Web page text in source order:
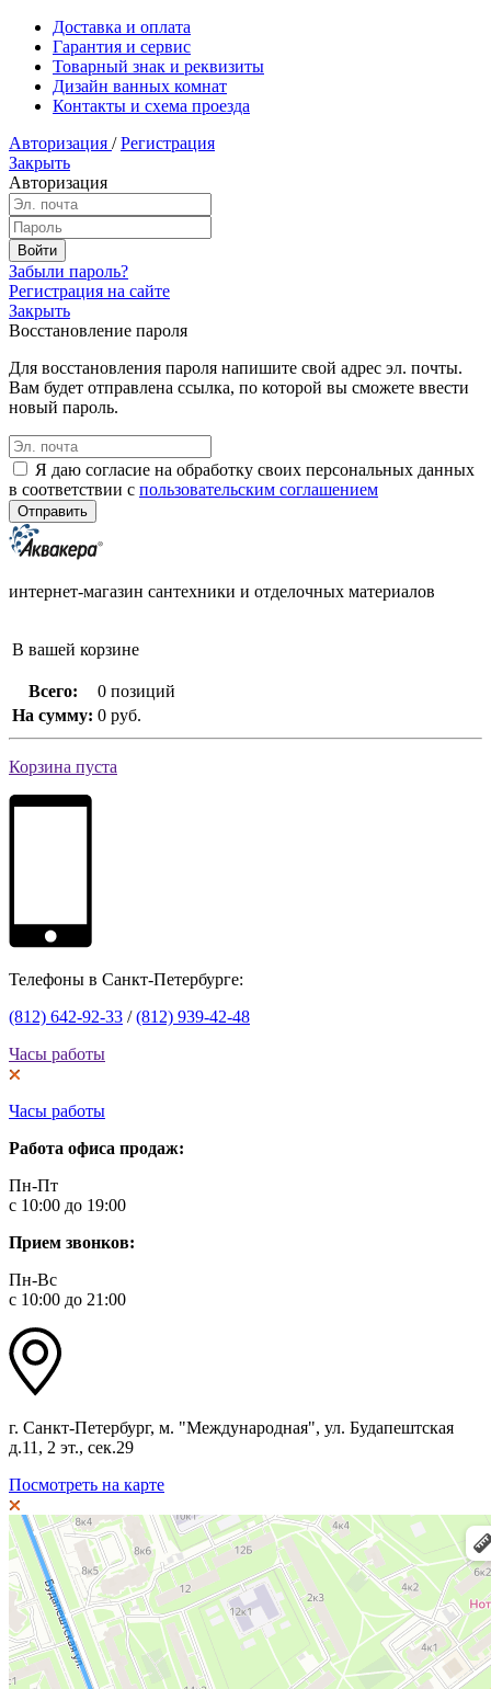
Доставка и оплата
Гарантия и сервис
Товарный знак и реквизиты
Дизайн ванных комнат
Контакты и схема проезда
Авторизация / Регистрация
Закрыть
Авторизация
Забыли пароль?
Регистрация на сайте
Закрыть
Восстановление пароля
Для восстановления пароля напишите свой адрес эл. почты.
Вам будет отправлена ссылка, по которой вы сможете ввести
новый пароль.
Я даю согласие на обработку своих персональных данных
в соответствии с пользовательским соглашением
интернет-магазин сантехники и отделочных материалов
В вашей корзине
Всего:
0 позиций
На сумму: 0 руб.
Корзина пуста
Телефоны в Санкт-Петербурге:
(812) 642-92-33 /(812) 939-42-48
Часы работы
Часы работы
Работа офиса продаж:
Пн-Пт
с 10:00 до 19:00
Прием звонков:
Пн-Вс
с 10:00 до 21:00
г. Санкт-Петербург, м. "Международная", ул. Будапештская
д.11, 2 эт., сек.29
Посмотреть на карте